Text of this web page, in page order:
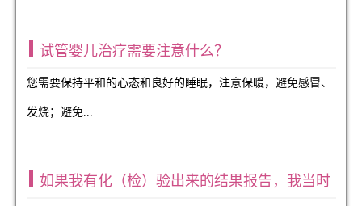
试管婴儿治疗需要注意什么？
您需要保持平和的心态和良好的睡眠，注意保暖，避免感冒、
发烧；避免...
如果我有化（检）验出来的结果报告，我当时